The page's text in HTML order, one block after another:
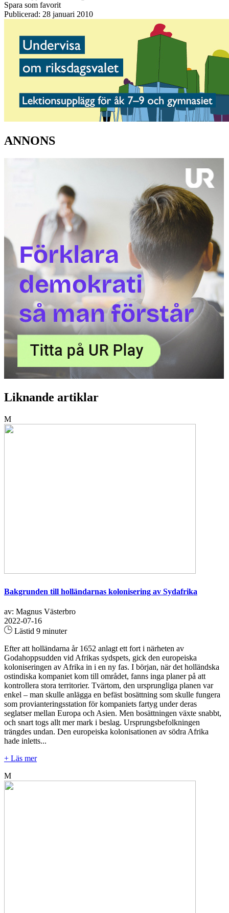
Spara som favorit
Publicerad: 28 januari 2010
ANNONS
Liknande artiklar
M
Bakgrunden till holländarnas kolonisering av Sydafrika
av: Magnus Västerbro
2022-07-16
Lästid 9 minuter
Efter att holländarna år 1652 anlagt ett fort i närheten av
Godahoppsudden vid Afrikas sydspets, gick den europeiska
koloniseringen av Afrika in i en ny fas. I början, när det holländska
ostindiska kompaniet kom till området, fanns inga planer på att
kontrollera stora territorier. Tvärtom, den ursprungliga planen var
enkel – man skulle anlägga en befäst bosättning som skulle fungera
som provianteringsstation för kompaniets fartyg under deras
seglatser mellan Europa och Asien. Men bosättningen växte snabbt,
och snart togs allt mer mark i beslag. Ursprungsbefolkningen
trängdes undan. Den europeiska kolonisationen av södra Afrika
hade inletts...
+ Läs mer
M